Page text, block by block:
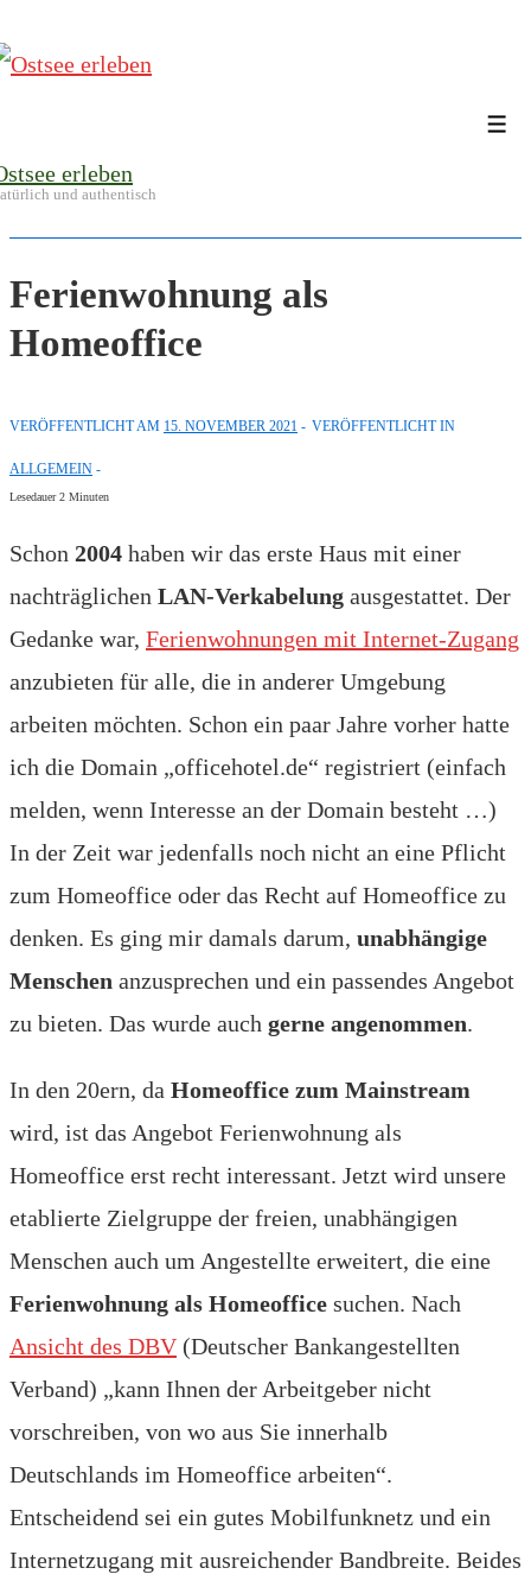
Zum
erleben
und authentisch
Ferienwohnung als
Homeoffice
VERÖFFENTLICHT AM 15. NOVEMBER 2021 VERÖFFENTLICHT IN
ALLGEMEIN
Lesedauer 2 Minuten
Schon 2004 haben wir das erste Haus mit einer
nachträglichen LAN-Verkabelung ausgestattet. Der
Gedanke war, Ferienwohnungen mit Internet-Zugang
anzubieten für alle, die in anderer Umgebung
arbeiten möchten. Schon ein paar Jahre vorher hatte
ich die Domain „officehotel.de“ registriert (einfach
melden, wenn Interesse an der Domain besteht …)
In der Zeit war jedenfalls noch nicht an eine Pflicht
zum Homeoffice oder das Recht auf Homeoffice zu
denken. Es ging mir damals darum, unabhängige
Menschen anzusprechen und ein passendes Angebot
zu bieten. Das wurde auch gerne angenommen.
In den 20ern, da Homeoffice zum Mainstream
wird, ist das Angebot Ferienwohnung als
Homeoffice erst recht interessant. Jetzt wird unsere
etablierte Zielgruppe der freien, unabhängigen
Menschen auch um Angestellte erweitert, die eine
Ferienwohnung als Homeoffice suchen. Nach
Ansicht des DBV(Deutscher Bankangestellten
Verband) „kann Ihnen der Arbeitgeber nicht
vorschreiben, von wo aus Sie innerhalb
Deutschlands im Homeoffice arbeiten“.
Entscheidend sei ein gutes Mobilfunknetz und ein
Internetzugang mit ausreichender Bandbreite. Beides